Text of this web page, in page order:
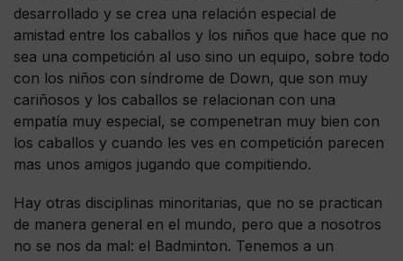
desarrollado y se crea una relación especial de
amistad entre los caballos y los niños que hace que no
sea una competición al uso sino un equipo, sobre todo
con los niños con síndrome de Down, que son muy
cariñosos y los caballos se relacionan con una
empatía muy especial, se compenetran muy bien con
los caballos y cuando les ves en competición parecen
mas unos amigos jugando que compitiendo.
Hay otras disciplinas minoritarias, que no se practican
de manera general en el mundo, pero que a nosotros
no se nos da mal: el Badminton. Tenemos a un